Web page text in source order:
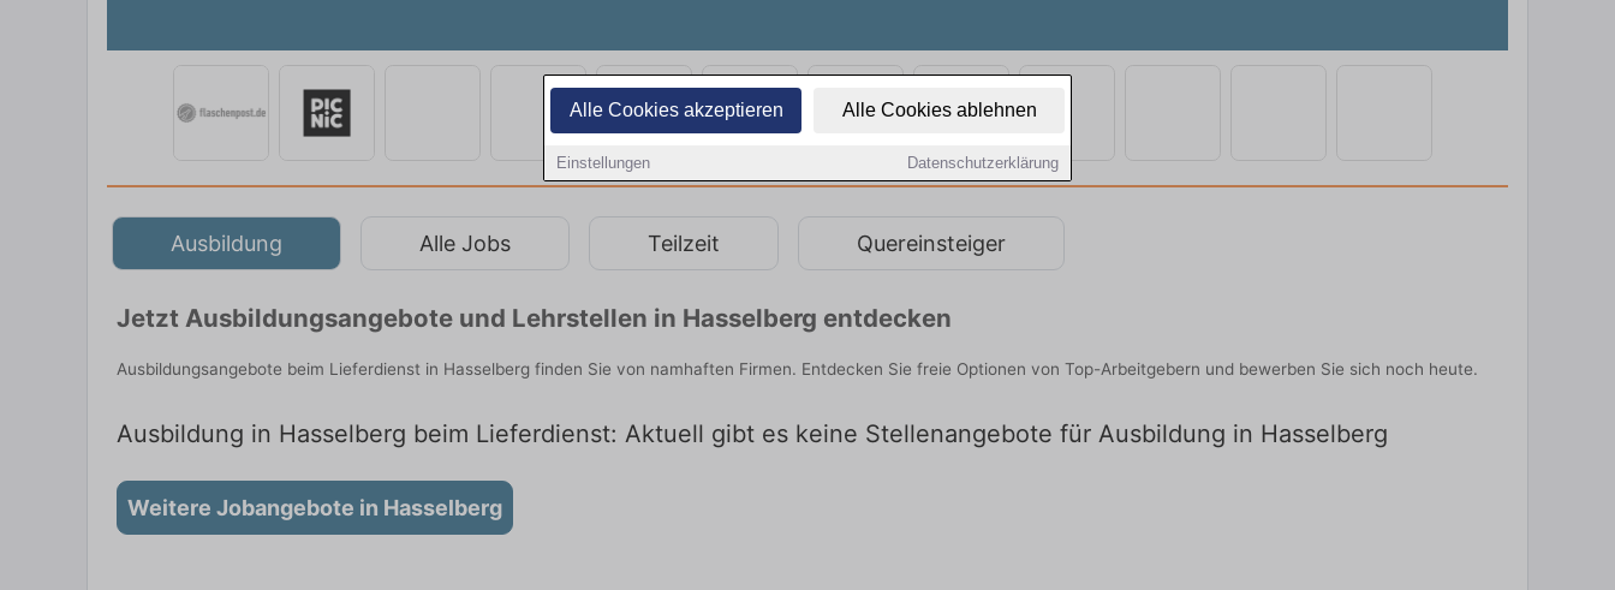
Alle Cookies akzeptieren Alle Cookies ablehnen
Einstellungen Datenschutzerklärung
Ausbildung Alle Jobs Teilzeit Quereinsteiger
Jetzt Ausbildungsangebote und Lehrstellen in Hasselberg entdecken
Ausbildungsangebote beim Lieferdienst in Hasselberg finden Sie von namhaften Firmen. Entdecken Sie freie Optionen von Top-Arbeitgebern und bewerben Sie sich noch heute.
Ausbildung in Hasselberg beim Lieferdienst: Aktuell gibt es keine Stellenangebote für Ausbildung in Hasselberg
Weitere Jobangebote in Hasselberg